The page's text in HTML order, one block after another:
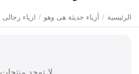
الرئيسية / أزياء حديثة هى وهو / ازياء رجالى
لا توجد منتجات